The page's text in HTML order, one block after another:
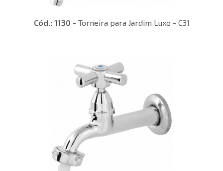
Cód.: 1130 - Torneira para Jardim Luxo - C31